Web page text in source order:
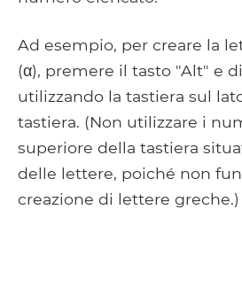
Ad esempio, per creare la
(α), premere il tasto "Alt" e
utilizzando la tastiera sul
tastiera. (Non utilizzare i
superiore della tastiera
delle lettere, poiché non
creazione di lettere greche.)